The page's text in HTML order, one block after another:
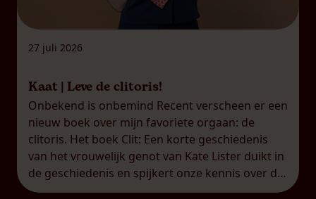
27 juli 2026
Kaat | Leve de clitoris!
Onbekend is onbemind Recent verscheen er een
nieuw boek over mijn favoriete orgaan: de
clitoris. Het boek Clit: Een korte geschiedenis
van het vrouwelijk genot van Kate Lister duikt in
de geschiedenis en spijkert onze kennis over de
clitoris duchtig bij. Dat is helaas nog altijd nodig,